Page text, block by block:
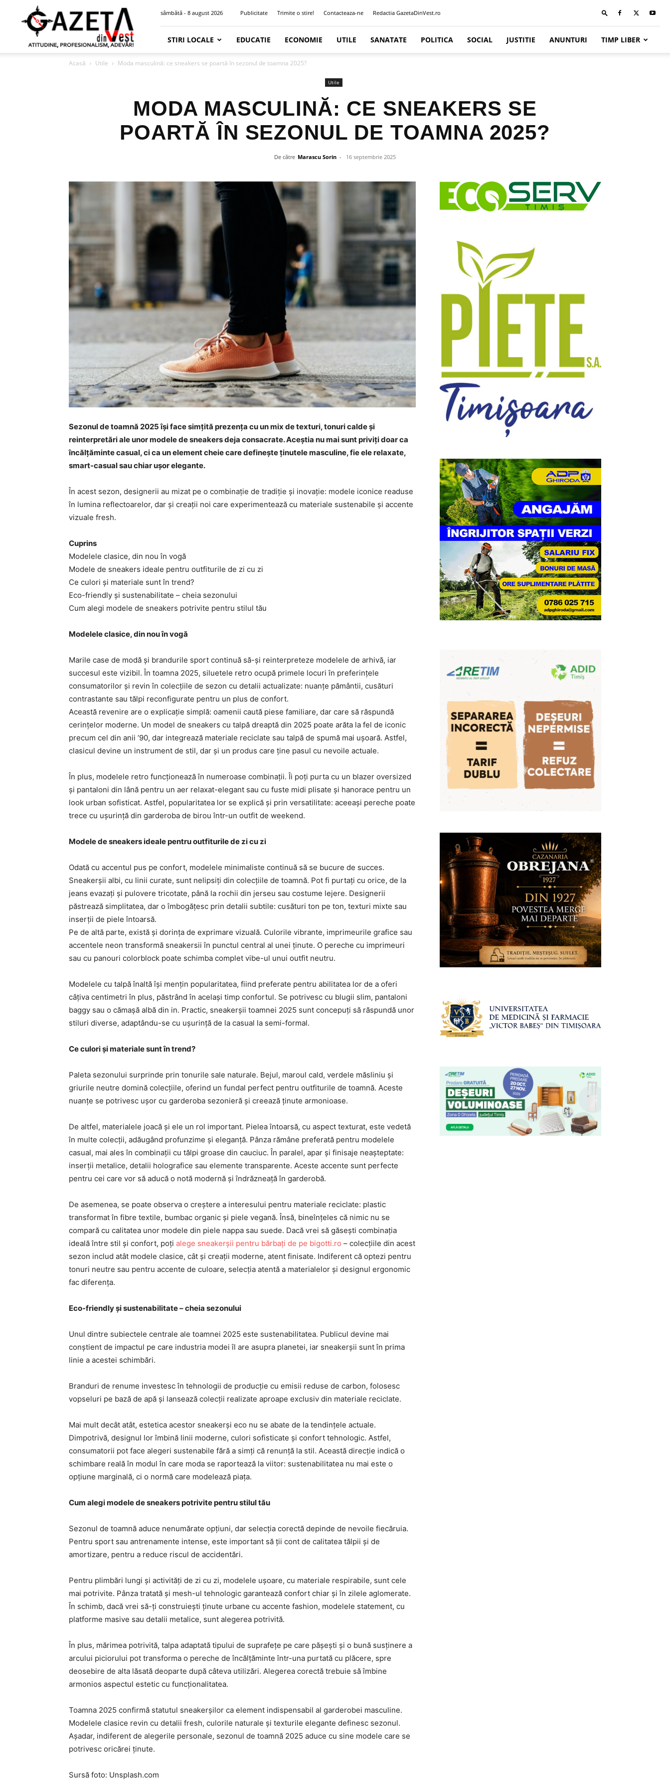
Gazeta
din
Vest
sâmbătă - 8 august 2026 Publicitate Trimite o stire! Contacteaza-ne Redactia GazetaDinVest.ro
STIRI LOCALE EDUCATIE ECONOMIE UTILE SANATATE POLITICA SOCIAL JUSTITIE ANUNTURI TIMP LIBER
Acasă Utile Moda masculină: ce sneakers se poartă în sezonul de toamna 2025?
Utile
MODA MASCULINĂ: CE SNEAKERS SE
POARTĂ ÎN SEZONUL DE TOAMNA 2025?
De către Marascu Sorin - 16 septembrie 2025
Sezonul de toamnă 2025 își face simțită prezența cu un mix de texturi, tonuri calde și
reinterpretări ale unor modele de sneakers deja consacrate. Aceștia nu mai sunt priviți doar ca
încălțăminte casual, ci ca un element cheie care definește ținutele masculine, fie ele relaxate,
smart-casual sau chiar ușor elegante.
În acest sezon, designerii au mizat pe o combinație de tradiție și inovație: modele iconice readuse
în lumina reflectoarelor, dar și creații noi care experimentează cu materiale sustenabile și accente
vizuale fresh.
Cuprins
Modelele clasice, din nou în vogă
Modele de sneakers ideale pentru outfiturile de zi cu zi
Ce culori și materiale sunt în trend?
Eco-friendly și sustenabilitate – cheia sezonului
Cum alegi modele de sneakers potrivite pentru stilul tău
Modelele clasice, din nou în vogă
Marile case de modă și brandurile sport continuă să-și reinterpreteze modelele de arhivă, iar
succesul este vizibil. În toamna 2025, siluetele retro ocupă primele locuri în preferințele
consumatorilor și revin în colecțiile de sezon cu detalii actualizate: nuanțe pământii, cusături
contrastante sau tălpi reconfigurate pentru un plus de confort.
Această revenire are o explicație simplă: oamenii caută piese familiare, dar care să răspundă
cerințelor moderne. Un model de sneakers cu talpă dreaptă din 2025 poate arăta la fel de iconic
precum cel din anii ’90, dar integrează materiale reciclate sau talpă de spumă mai ușoară. Astfel,
clasicul devine un instrument de stil, dar și un produs care ține pasul cu nevoile actuale.
În plus, modelele retro funcționează în numeroase combinații. Îi poți purta cu un blazer oversized
și pantaloni din lână pentru un aer relaxat-elegant sau cu fuste midi plisate și hanorace pentru un
look urban sofisticat. Astfel, popularitatea lor se explică și prin versatilitate: aceeași pereche poate
trece cu ușurință din garderoba de birou într-un outfit de weekend.
Modele de sneakers ideale pentru outfiturile de zi cu zi
Odată cu accentul pus pe confort, modelele minimaliste continuă să se bucure de succes.
Sneakerșii albi, cu linii curate, sunt nelipsiți din colecțiile de toamnă. Pot fi purtați cu orice, de la
jeans evazați și pulovere tricotate, până la rochii din jerseu sau costume lejere. Designerii
păstrează simplitatea, dar o îmbogățesc prin detalii subtile: cusături ton pe ton, texturi mixte sau
inserții de piele întoarsă.
Pe de altă parte, există și dorința de exprimare vizuală. Culorile vibrante, imprimeurile grafice sau
accentele neon transformă sneakersii în punctul central al unei ținute. O pereche cu imprimeuri
sau cu panouri colorblock poate schimba complet vibe-ul unui outfit neutru.
Modelele cu talpă înaltă își mențin popularitatea, fiind preferate pentru abilitatea lor de a oferi
câțiva centimetri în plus, păstrând în același timp confortul. Se potrivesc cu blugii slim, pantaloni
baggy sau o cămașă albă din in. Practic, sneakerșii toamnei 2025 sunt concepuți să răspundă unor
stiluri diverse, adaptându-se cu ușurință de la casual la semi-formal.
Ce culori și materiale sunt în trend?
Paleta sezonului surprinde prin tonurile sale naturale. Bejul, maroul cald, verdele măsliniu și
griurile neutre domină colecțiile, oferind un fundal perfect pentru outfiturile de toamnă. Aceste
nuanțe se potrivesc ușor cu garderoba sezonieră și creează ținute armonioase.
De altfel, materialele joacă și ele un rol important. Pielea întoarsă, cu aspect texturat, este vedetă
în multe colecții, adăugând profunzime și eleganță. Pânza rămâne preferată pentru modelele
casual, mai ales în combinații cu tălpi groase din cauciuc. În paralel, apar și finisaje neașteptate:
inserții metalice, detalii holografice sau elemente transparente. Aceste accente sunt perfecte
pentru cei care vor să aducă o notă modernă și îndrăzneață în garderobă.
De asemenea, se poate observa o creștere a interesului pentru materiale reciclate: plastic
transformat în fibre textile, bumbac organic și piele vegană. Însă, bineînțeles că nimic nu se
compară cu calitatea unor modele din piele nappa sau suede. Dacă vrei să găsești combinația
ideală între stil și confort, poți alege sneakerșii pentru bărbați de pe bigotti.ro – colecțiile din acest
sezon includ atât modele clasice, cât și creații moderne, atent finisate. Indiferent că optezi pentru
tonuri neutre sau pentru accente de culoare, selecția atentă a materialelor și designul ergonomic
fac diferența.
Eco-friendly și sustenabilitate – cheia sezonului
Unul dintre subiectele centrale ale toamnei 2025 este sustenabilitatea. Publicul devine mai
conștient de impactul pe care industria modei îl are asupra planetei, iar sneakerșii sunt în prima
linie a acestei schimbări.
Branduri de renume investesc în tehnologii de producție cu emisii reduse de carbon, folosesc
vopseluri pe bază de apă și lansează colecții realizate aproape exclusiv din materiale reciclate.
Mai mult decât atât, estetica acestor sneakerși eco nu se abate de la tendințele actuale.
Dimpotrivă, designul lor îmbină linii moderne, culori sofisticate și confort tehnologic. Astfel,
consumatorii pot face alegeri sustenabile fără a simți că renunță la stil. Această direcție indică o
schimbare reală în modul în care moda se raportează la viitor: sustenabilitatea nu mai este o
opțiune marginală, ci o normă care modelează piața.
Cum alegi modele de sneakers potrivite pentru stilul tău
Sezonul de toamnă aduce nenumărate opțiuni, dar selecția corectă depinde de nevoile fiecăruia.
Pentru sport sau antrenamente intense, este important să ții cont de calitatea tălpii și de
amortizare, pentru a reduce riscul de accidentări.
Pentru plimbări lungi și activități de zi cu zi, modelele ușoare, cu materiale respirabile, sunt cele
mai potrivite. Pânza tratată și mesh-ul tehnologic garantează confort chiar și în zilele aglomerate.
În schimb, dacă vrei să-ți construiești ținute urbane cu accente fashion, modelele statement, cu
platforme masive sau detalii metalice, sunt alegerea potrivită.
În plus, mărimea potrivită, talpa adaptată tipului de suprafețe pe care pășești și o bună susținere a
arcului piciorului pot transforma o pereche de încălțăminte într-una purtată cu plăcere, spre
deosebire de alta lăsată deoparte după câteva utilizări. Alegerea corectă trebuie să îmbine
armonios aspectul estetic cu funcționalitatea.
Toamna 2025 confirmă statutul sneakerșilor ca element indispensabil al garderobei masculine.
Modelele clasice revin cu detalii fresh, culorile naturale și texturile elegante definesc sezonul.
Așadar, indiferent de alegerile personale, sezonul de toamnă 2025 aduce cu sine modele care se
potrivesc oricărei ținute.
Sursă foto: Unsplash.com